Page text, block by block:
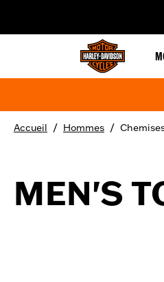
Accueil / Hommes /
MEN'S